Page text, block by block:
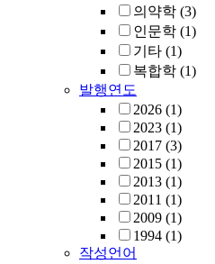
의약학 (3)
인문학 (1)
기타 (1)
복합학 (1)
발행연도
2026 (1)
2023 (1)
2017 (3)
2015 (1)
2013 (1)
2011 (1)
2009 (1)
1994 (1)
작성언어